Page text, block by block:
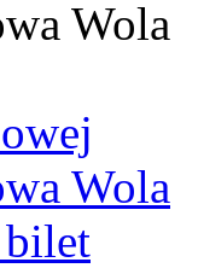
Wola
Wola